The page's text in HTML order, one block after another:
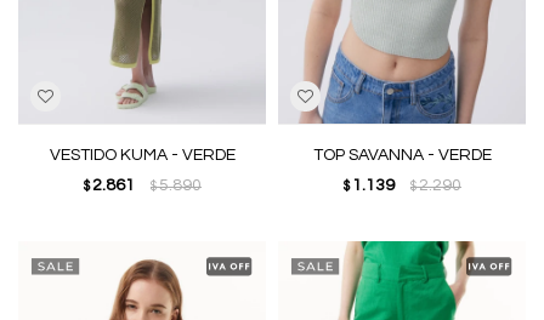
VESTIDO KUMA - VERDE
$ 2.861 $5.890
TOP SAVANNA - VERDE
$ 1.139 $2.290